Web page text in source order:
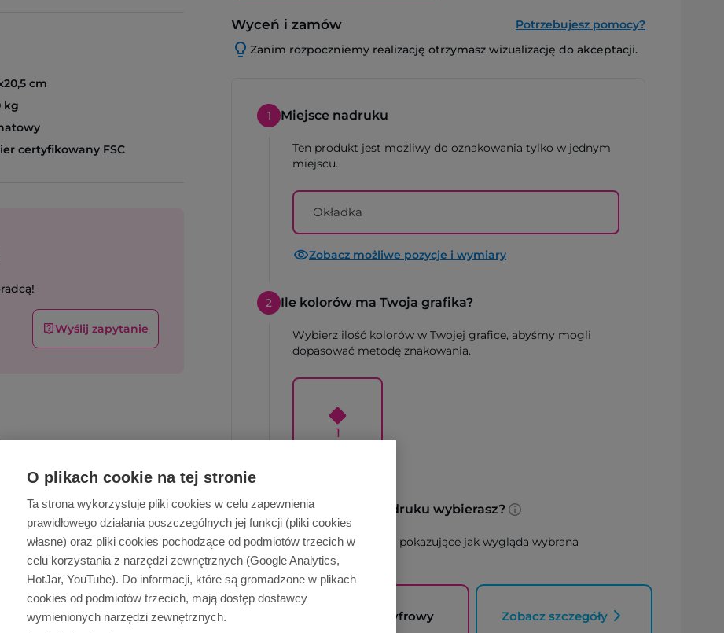
O plikach cookie na tej stronie
Ta strona wykorzystuje pliki cookies w celu zapewnienia
prawidłowego działania poszczególnych jej funkcji (pliki cookies
własne) oraz pliki cookies pochodzące od podmiotów trzecich w
celu korzystania z narzędzi zewnętrznych (Google Analytics,
HotJar, YouTube). Do informacji, które są gromadzone w plikach
cookies od podmiotów trzecich, mają dostęp dostawcy
wymienionych narzędzi zewnętrznych.
cm
kg
certyfikowany FSC
Wyślij zapytanie
Wyceń i zamów
Potrzebujesz pomocy?
Zanim rozpoczniemy realizację otrzymasz wizualizację do akceptacji.
1 Miejsce nadruku
Ten produkt jest możliwy do oznakowania tylko w jednym
miejscu.
Okładka
Zobacz możliwe pozycje i wymiary
2 Ile kolorów ma Twoja grafika?
Wybierz ilość kolorów w Twojej grafice, abyśmy mogli
dopasować metodę znakowania.
1
3 Jaką technikę nadruku wybierasz?
Zdjęcia poglądowe pokazujące jak wygląda wybrana
technika.
Druk Cyfrowy Zobacz szczegóły